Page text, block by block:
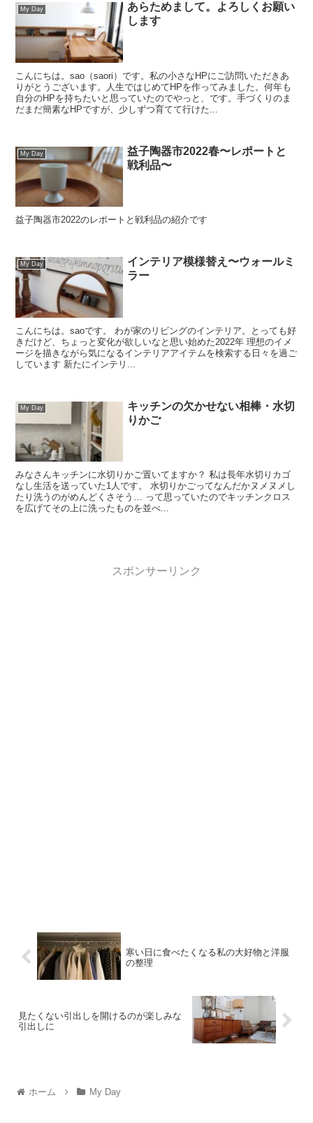
My Day
あらためまして。よろしくお願い
します
こんにちは。sao（saori）です。私の小さなHPにご訪問いただきあ
りがとうございます。人生ではじめてHPを作ってみました。何年も
自分のHPを持ちたいと思っていたのでやっと、です。手づくりのま
だまだ簡素なHPですが、少しずつ育てて行けた...
My Day
益子陶器市2022春〜レポートと
戦利品〜
益子陶器市2022のレポートと戦利品の紹介です
My Day
インテリア模様替え〜ウォールミ
ラー
こんにちは。saoです。 わが家のリビングのインテリア。とっても好
きだけど、ちょっと変化が欲しいなと思い始めた2022年 理想のイメ
ージを描きながら気になるインテリアアイテムを検索する日々を過ご
しています 新たにインテリ...
My Day
キッチンの欠かせない相棒・水切
りかご
みなさんキッチンに水切りかご置いてますか？ 私は長年水切りカゴ
なし生活を送っていた1人です。 水切りかごってなんだかヌメヌメし
たり洗うのがめんどくさそう… って思っていたのでキッチンクロス
を広げてその上に洗ったものを並べ...
スポンサーリンク
寒い日に食べたくなる私の大好物と洋服
の整理
見たくない引出しを開けるのが楽しみな
引出しに
ホーム My Day